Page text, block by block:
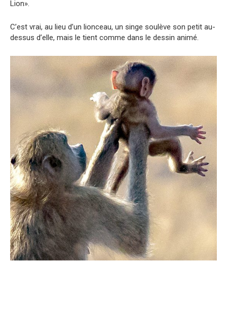
Lion».
C’est vrai, au lieu d’un lionceau, un singe soulève son petit au-
dessus d’elle, mais le tient comme dans le dessin animé.